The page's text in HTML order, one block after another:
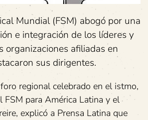
Mundial (FSM) abogó por una
e integración de los líderes y
organizaciones afiliadas en
sus dirigentes.
regional celebrado en el istmo,
FSM para América Latina y el
explicó a Prensa Latina que